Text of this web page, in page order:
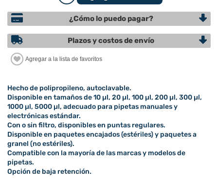
¿Cómo lo puedo pagar?
Plazos y costos de envío
Hecho de polipropileno, autoclavable.
Disponible en tamaños de 10 µl, 20 µl, 100 µl, 200 µl, 300 µl,
1000 µl, 5000 µl, adecuado para pipetas manuales y
electrónicas estándar.
Con o sin filtro, disponibles en puntas regulares.
Disponible en paquetes encajados (estériles) y paquetes a
granel (no estériles).
Compatible con la mayoría de las marcas y modelos de
pipetas.
Opción de baja retención.